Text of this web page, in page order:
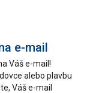
e-mail
Váš e-mail!
alebo plavbu
Váš e-mail